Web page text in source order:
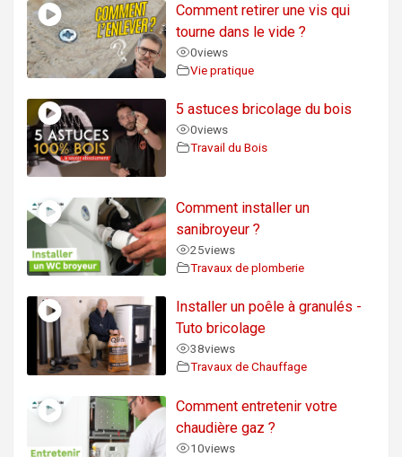
Comment retirer une vis qui
tourne dans le vide ?
0views
Vie pratique
5 astuces bricolage du bois
0views
Travail du Bois
Comment installer un
sanibroyeur ?
25views
Travaux de plomberie
Installer un poêle à granulés -
Tuto bricolage
38views
Travaux de Chauffage
Comment entretenir votre
chaudière gaz ?
10views